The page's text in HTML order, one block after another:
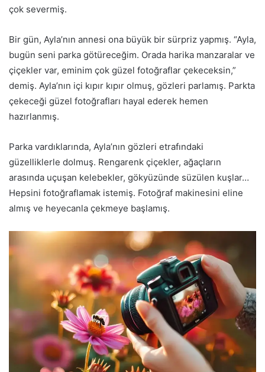
çok severmiş.
Bir gün, Ayla’nın annesi ona büyük bir sürpriz yapmış. “Ayla,
bugün seni parka götüreceğim. Orada harika manzaralar ve
çiçekler var, eminim çok güzel fotoğraflar çekeceksin,”
demiş. Ayla’nın içi kıpır kıpır olmuş, gözleri parlamış. Parkta
çekeceği güzel fotoğrafları hayal ederek hemen
hazırlanmış.
Parka vardıklarında, Ayla’nın gözleri etrafındaki
güzelliklerle dolmuş. Rengarenk çiçekler, ağaçların
arasında uçuşan kelebekler, gökyüzünde süzülen kuşlar…
Hepsini fotoğraflamak istemiş. Fotoğraf makinesini eline
almış ve heyecanla çekmeye başlamış.